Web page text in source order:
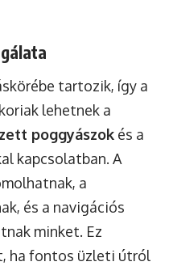
tartozik, így a
lehetnek a
poggyászok és a
kapcsolatban. A
a
és a navigációs
minket. Ez
ha fontos üzleti útról